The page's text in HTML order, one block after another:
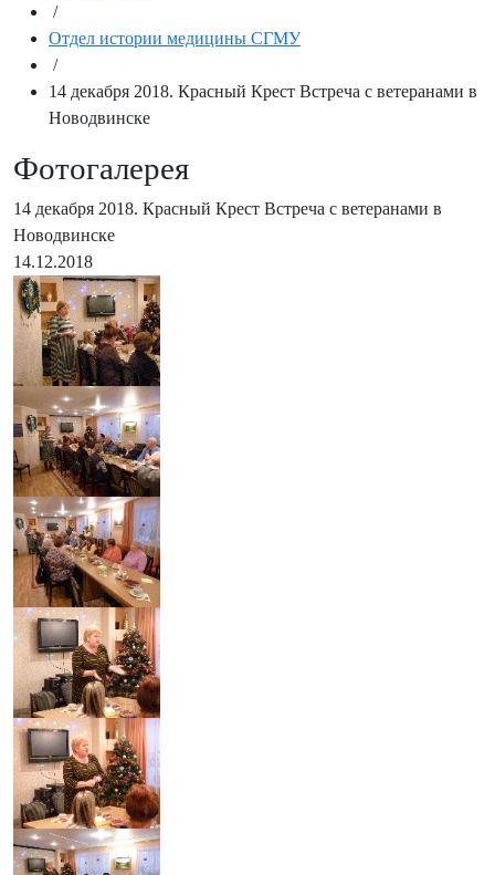
/
Отдел истории медицины СГМУ
/
14 декабря 2018. Красный Крест Встреча с ветеранами в
Новодвинске
Фотогалерея
14 декабря 2018. Красный Крест Встреча с ветеранами в
Новодвинске
14.12.2018